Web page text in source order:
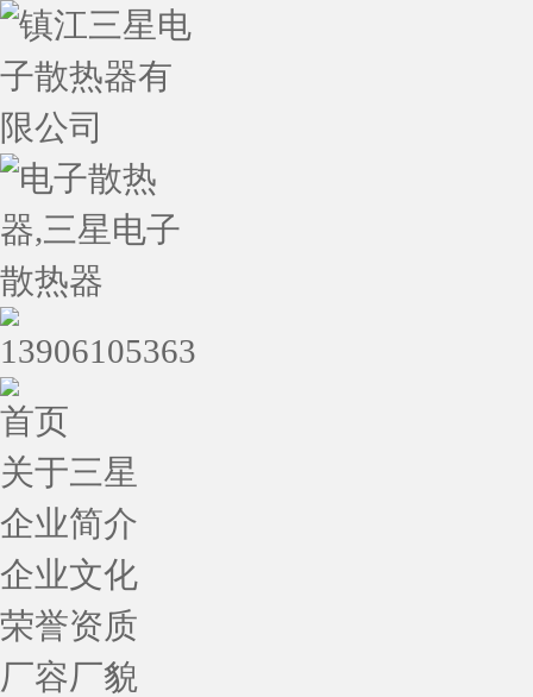
首页
关于三星
企业简介
企业文化
荣誉资质
厂容厂貌